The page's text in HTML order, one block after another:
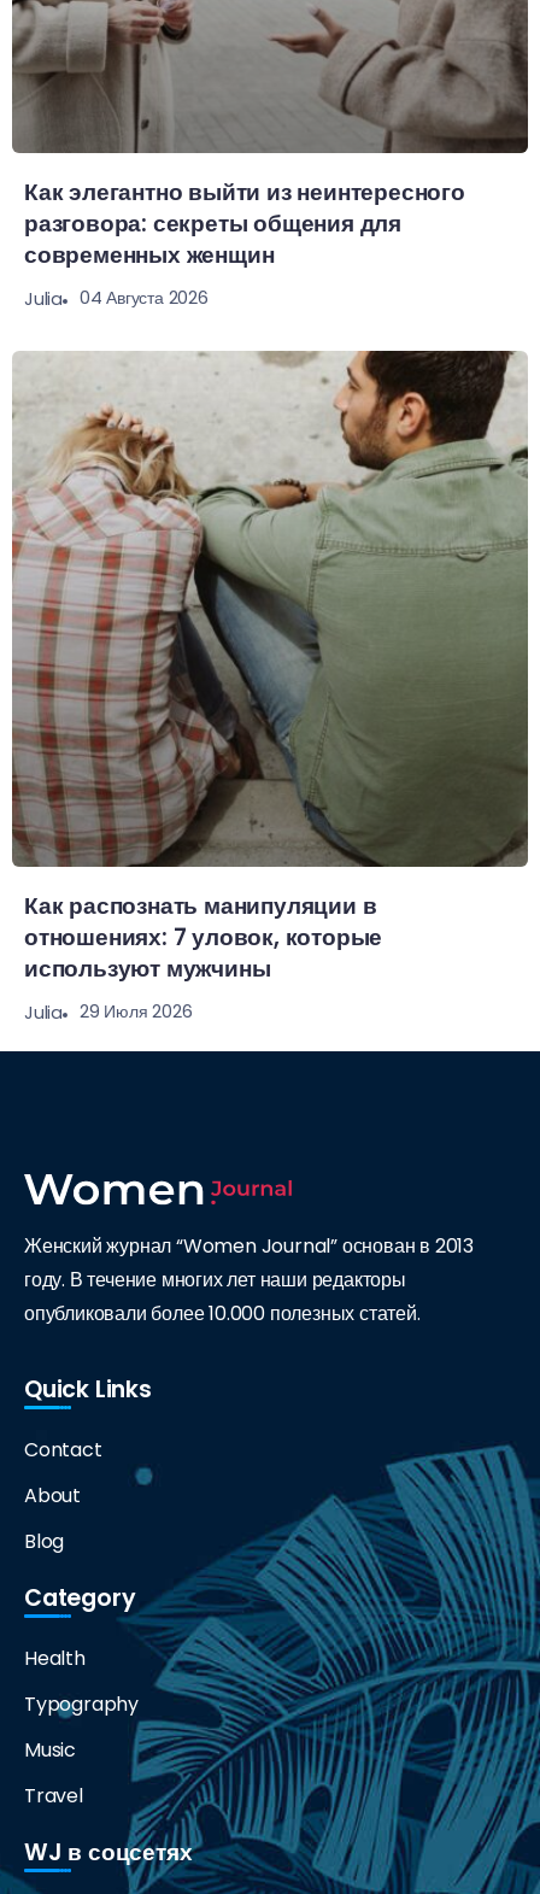
Как элегантно выйти из неинтересного
разговора: секреты общения для
современных женщин
Julia 04 Августа 2026
Как распознать манипуляции в
отношениях: 7 уловок, которые
используют мужчины
Julia 29 Июля 2026
Женский журнал “Women Journal” основан в 2013
году. В течение многих лет наши редакторы
опубликовали более 10.000 полезных статей.
Quick Links
Contact
About
Blog
Category
Health
Typography
Music
Travel
WJ в соцсетях